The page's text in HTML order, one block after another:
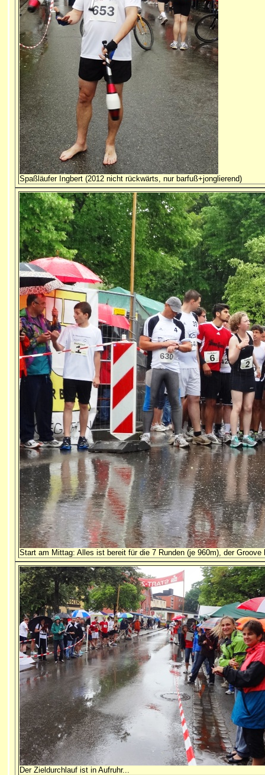
Spaßläufer Ingbert (2012 nicht rückwärts, nur barfuß+jonglierend)
Start am Mittag: Alles ist bereit für die 7 Runden (je 960m), der
Der Zieldurchlauf ist in Aufruhr...